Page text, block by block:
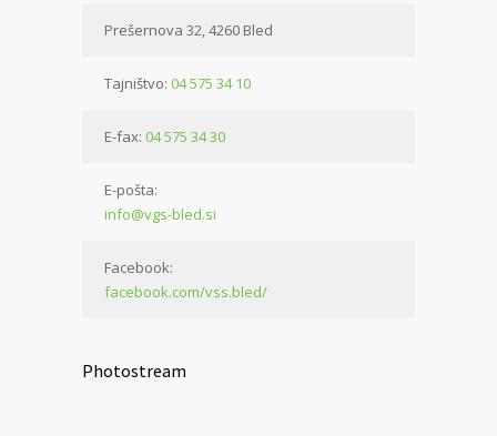
Prešernova 32, 4260 Bled
Tajništvo: 04 575 34 10
E-fax: 04 575 34 30
E-pošta:
info@vgs-bled.si
Facebook:
facebook.com/vss.bled/
Photostream